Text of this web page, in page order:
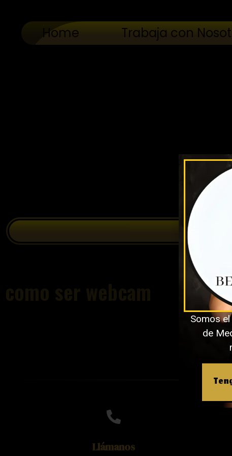
Home Trabaja con
Llámanos
Somos
de